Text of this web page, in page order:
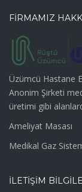
FİRMAMIZ
Üzümcü Hastane
Anonim Şirketi
üretimi gibi
Ameliyat Masası
Medikal Gaz
İLETİŞİM